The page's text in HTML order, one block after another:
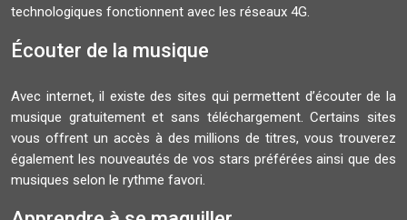
technologiques fonctionnent avec les réseaux 4G.
Écouter de la musique
Avec internet, il existe des sites qui permettent d’écouter de la
musique gratuitement et sans téléchargement. Certains sites
vous offrent un accès à des millions de titres, vous trouverez
également les nouveautés de vos stars préférées ainsi que des
musiques selon le rythme favori.